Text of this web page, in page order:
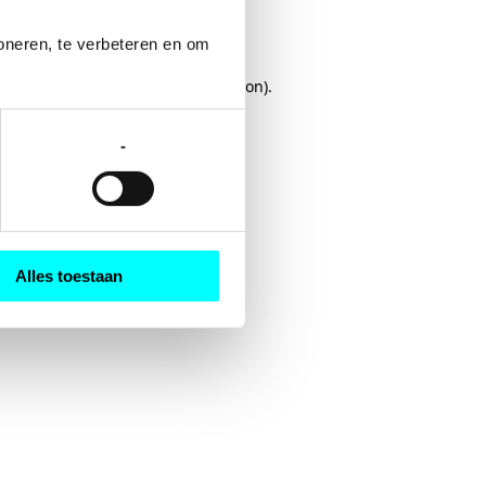
te verbeteren en om
-
Alles toestaan
for more information).